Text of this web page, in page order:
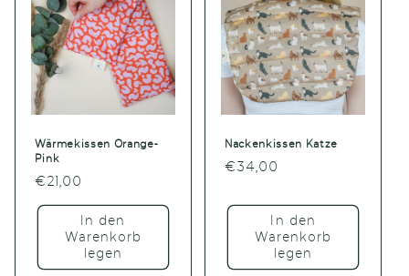
Wärmekissen Orange-
Pink
Normaler
Preis
€21,00
In den
Warenkorb
legen
Nackenkissen Katze
Normaler
€34,00
In den
Warenkorb
legen